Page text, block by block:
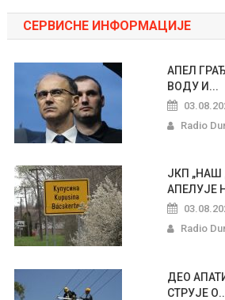
СЕРВИСНЕ ИНФОРМАЦИЈЕ
АПЕЛ
ВОДУ И...
Radio
ЈКП „НАШ
АПЕЛУЈЕ
Radio
ДЕО
СТРУЈЕ